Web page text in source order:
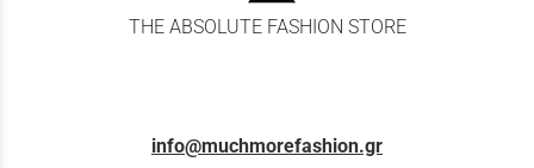
THE ABSOLUTE FASHION STORE
info@muchmorefashion.gr